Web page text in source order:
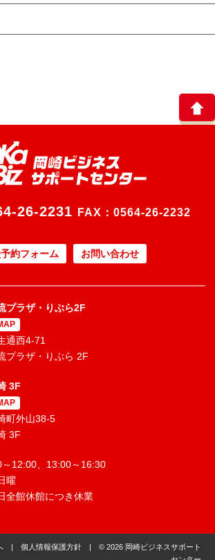
26-2231 FAX：0564-26-2232
約フォーム お問い合わせ
プラザ・りぶら2F
通西4-71
プラザ・りぶら 2F
3F
町外山38-5
3F
12:00、13:00～16:30
曜
全館休館につき休業
| 個人情報保護方針 | © 2026 岡崎ビジネスサポート